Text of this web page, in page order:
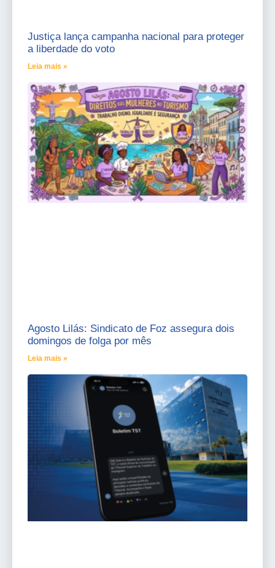
Justiça lança campanha nacional para proteger
a liberdade do voto
Leia mais »
Agosto Lilás: Sindicato de Foz assegura dois
domingos de folga por mês
Leia mais »